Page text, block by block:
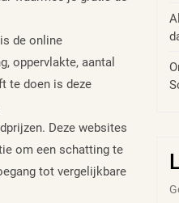
de online
oppervlakte, aantal
te doen is deze
Deze websites
om een schatting te
tot vergelijkbare